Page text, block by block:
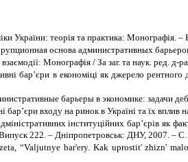
України: теорія та практика:
основа административных
Монографія/За заг. та наук. ред. д-
бар’єри в економіці як джерело
барьеры в экономике: задачи
і бар’єри входу на ринок в Україні та їх вплив
інституційних бар’єрів як
222. – Дніпропетровськ: ДНУ, 2007. – С.
“Valjutnye bar'ery. Kak uprostit' zhizn'